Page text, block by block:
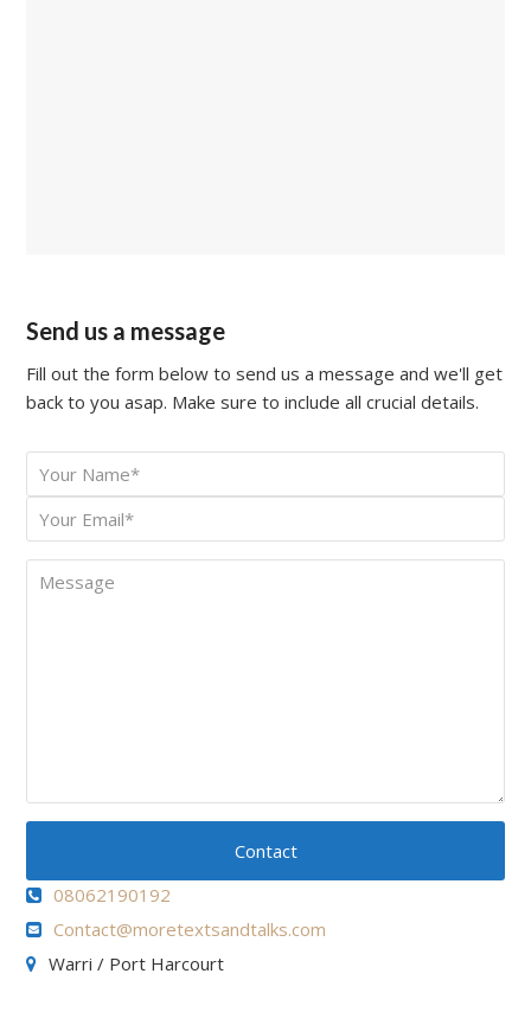
Send us a message
Fill out the form below to send us a message and we'll get
back to you asap. Make sure to include all crucial details.
Your
Name *
Your
Email
Message
Contact
08062190192
Contact@moretextsandtalks.com
Warri / Port Harcourt